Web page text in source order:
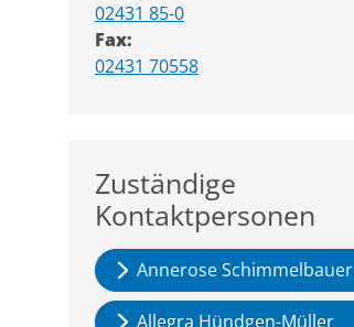
02431 85-0
Fax:
02431 70558
Zuständige
Kontaktpersonen
Annerose Schimmelbauer
Allegra Hündgen-Müller